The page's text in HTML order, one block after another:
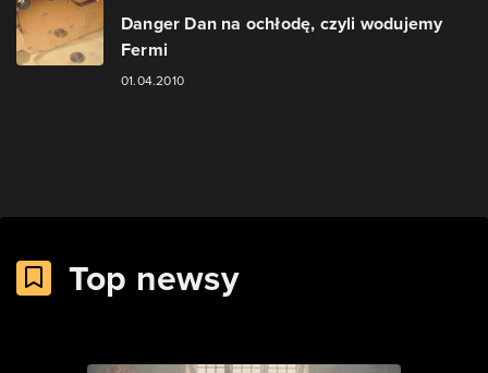
Danger Dan na ochłodę, czyli wodujemy
Fermi
01.04.2010
Top newsy